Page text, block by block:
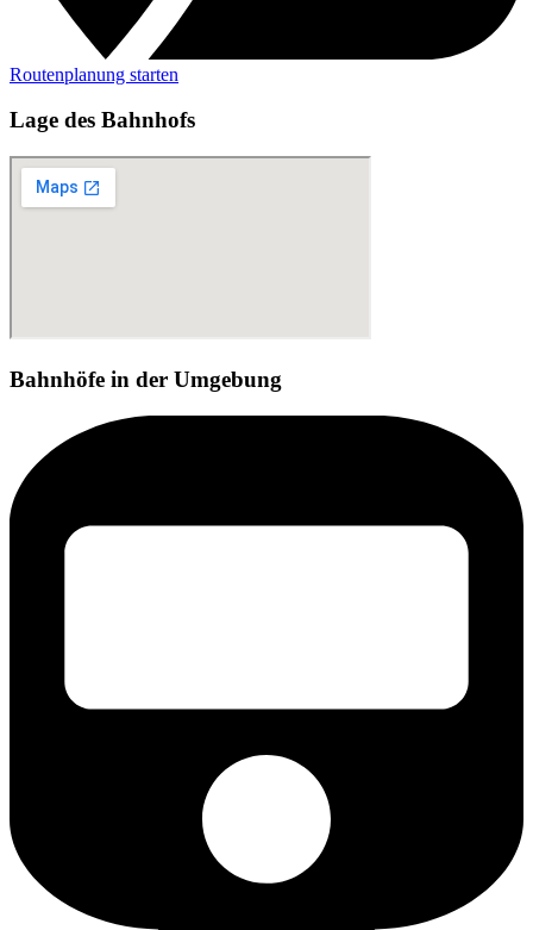
Routenplanung starten
Lage des Bahnhofs
Bahnhöfe in der Umgebung